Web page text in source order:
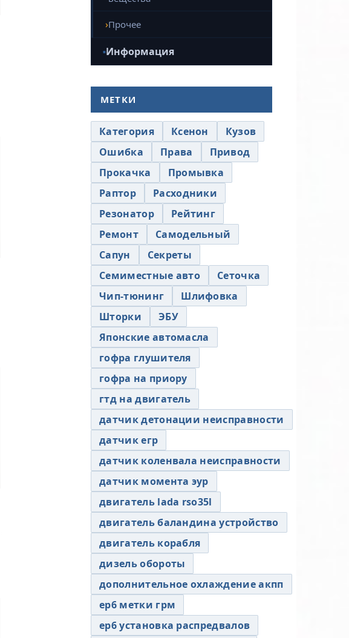
Прочее
Информация
МЕТКИ
Категория Ксенон
Кузов
Ошибка
Права
Привод
Прокачка
Промывка
Раптор
Расходники
Резонатор
Рейтинг
Ремонт
Самодельный
Сапун
Секреты
Семиместные авто
Сеточка
Чип-тюнинг
Шлифовка
Шторки
ЭБУ
Японские автомасла
гофра глушителя
гофра на приору
гтд на двигатель
датчик детонации неисправности
датчик егр
датчик коленвала неисправности
датчик момента эур
двигатель lada rso35l
двигатель баландина устройство
двигатель корабля
дизель обороты
дополнительное охлаждение акпп
ер6 метки грм
ер6 установка распредвалов